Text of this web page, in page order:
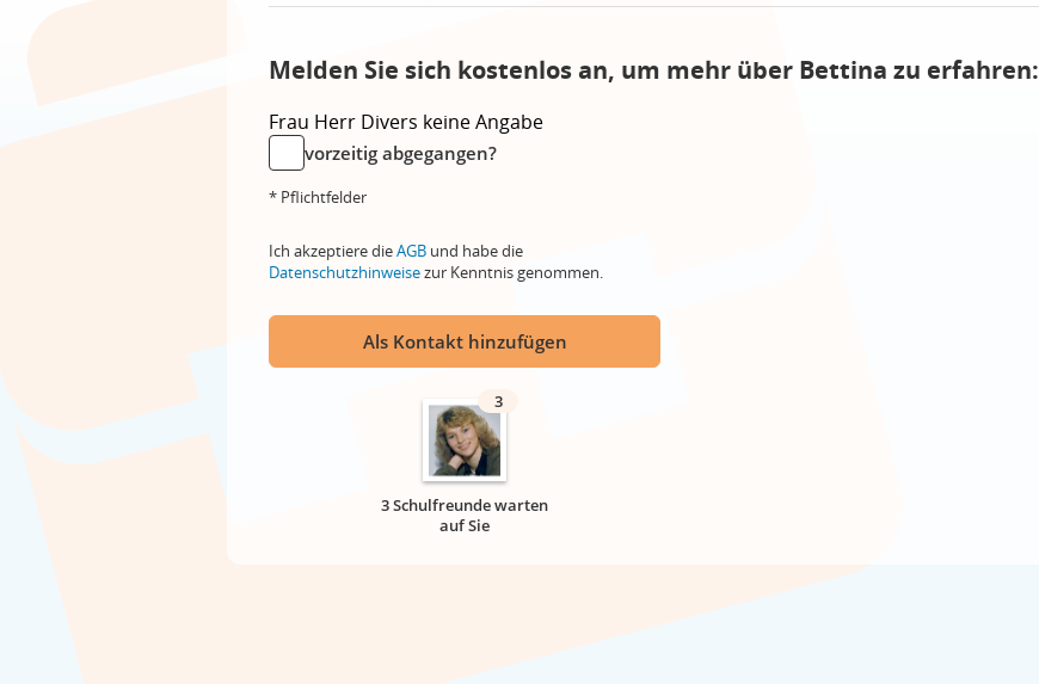
Melden Sie sich kostenlos an, um mehr über Bettina zu erfahren:
Frau Herr Divers keine Angabe
vorzeitig abgegangen?
* Pflichtfelder
Ich akzeptiere dieAGB und habe die
Datenschutzhinweisezur Kenntnis genommen.
Als Kontakt hinzufügen
3
3 Schulfreunde warten
auf Sie